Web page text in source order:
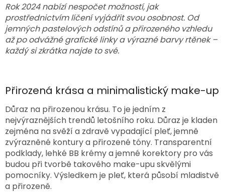
Rok 2024 nabízí nespočet možností, jak
prostřednictvím líčení vyjádřit svou osobnost. Od
jemných pastelových odstínů a přirozeného vzhledu
až po odvážné grafické linky a výrazné barvy rtěnek –
každý si zkrátka najde to své.
Přirozená krása a minimalistický make-up
Důraz na přirozenou krásu. To je jedním z
nejvýraznějších trendů letošního roku. Důraz je kladen
zejména na svěží a zdravě vypadající pleť, jemně
zvýrazněné kontury a přirozené tóny. Transparentní
podklady, lehké BB krémy a jemné korektory pro vás
budou při tvorbě takového make-upu skvělými
pomocníky. Výsledkem je pleť, která působí mladistvě
a přirozeně.